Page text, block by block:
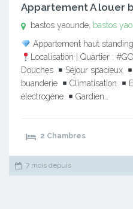
Appartement A louer
bastos yaounde, bastos
Appartement haut
Localisation | Quartier :
Douches
Séjour spacieux
buanderie
Climatisation
électrogène
Gardien…
2 Chambres
7 mois depuis